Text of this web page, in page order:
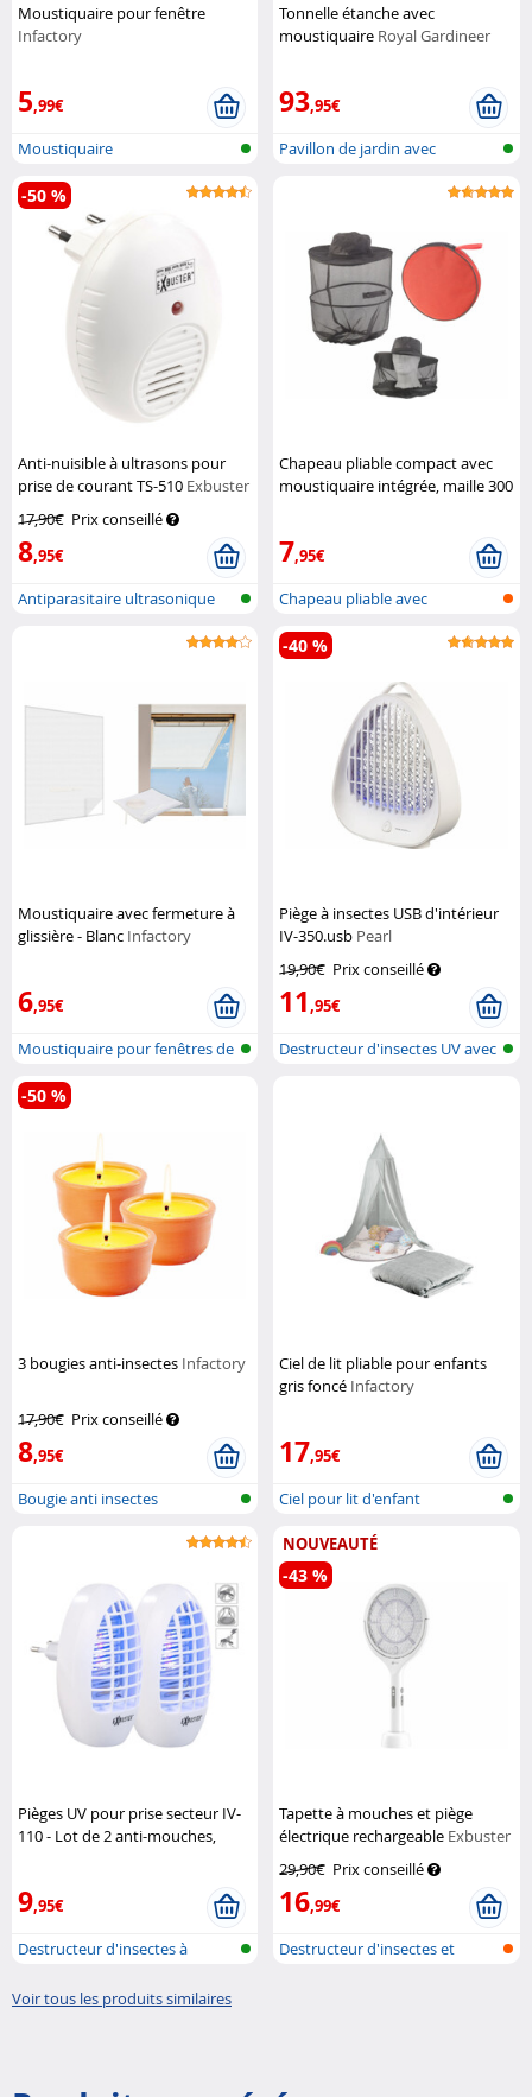
Moustiquaire pour fenêtre
Infactory
5,99€
Moustiquaire
Tonnelle étanche avec
moustiquaire Royal Gardineer
93,95€
Pavillon de jardin avec
Anti-nuisible à ultrasons pour
prise de courant TS-510 Exbuster
17,90€ Prix conseillé
8,95€
-50 %
Antiparasitaire ultrasonique
Chapeau pliable compact avec
moustiquaire intégrée, maille 300
7,95€
Chapeau pliable avec
moustiquaire i...
Moustiquaire avec fermeture à
glissière - Blanc Infactory
6,95€
Moustiquaire pour fenêtres de
toit
Piège à insectes USB d'intérieur
IV-350.usb Pearl
19,90€ Prix conseillé
11,95€
-40 %
Destructeur d'insectes UV avec
3 bougies anti-insectes Infactory
17,90€ Prix conseillé
8,95€
-50 %
Bougie anti insectes
Ciel de lit pliable pour enfants
gris foncé Infactory
17,95€
Ciel pour lit d'enfant
Pièges UV pour prise secteur IV-
110 - Lot de 2 anti-mouches,
9,95€
Destructeur d'insectes à
NOUVEAUTÉ
Tapette à mouches et piège
électrique rechargeable Exbuster
29,90€ Prix conseillé
16,99€
-43 %
Destructeur d'insectes et
Voir tous les produits similaires